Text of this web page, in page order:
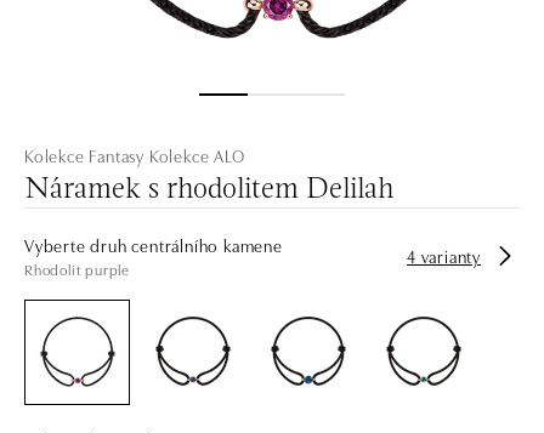
Kolekce Fantasy Kolekce ALO
Náramek s rhodolitem Delilah
Vyberte druh centrálního kamene
Rhodolit purple
4 varianty